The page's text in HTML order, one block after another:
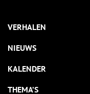
VERHALEN
NIEUWS
KALENDER
THEMA’S